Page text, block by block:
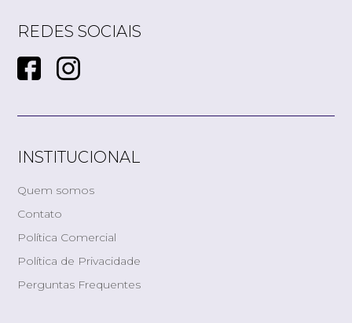
REDES SOCIAIS
INSTITUCIONAL
Quem somos
Contato
Política Comercial
Política de Privacidade
Perguntas Frequentes